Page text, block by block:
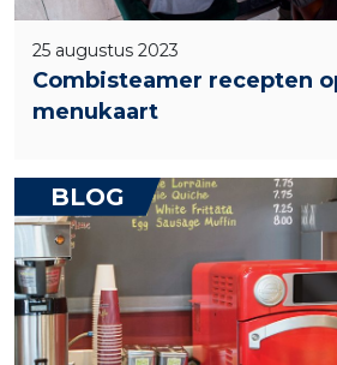
25 augustus 2023
Combisteamer recepten
menukaart
BLOG